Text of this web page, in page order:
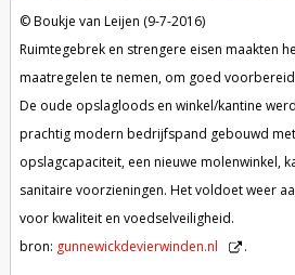
Boukje van Leijen (9-7-2016)
Ruimtegebrek en strengere eisen maakten
maatregelen te nemen, om goed
De oude opslagloods en winkel/kantine
prachtig modern bedrijfspand gebouwd
opslagcapaciteit, een nieuwe molenwinkel,
sanitaire voorzieningen. Het voldoet weer
voor kwaliteit en voedselveiligheid.
bron: gunnewickdevierwinden.nl .